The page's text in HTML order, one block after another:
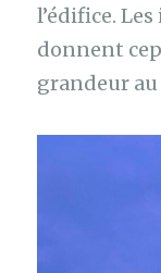
l’édifice.
donnent
grandeur